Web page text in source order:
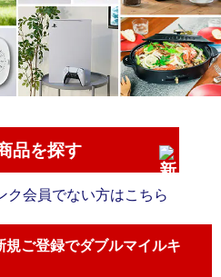
品を探す
ク会員でない方はこちら
規ご登録でダブルマイルキ